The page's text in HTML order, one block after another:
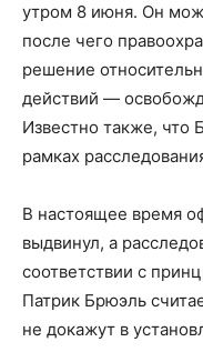
утром 8 июня. Он
после чего
решение
действий —
Известно также, что
рамках
В настоящее время
выдвинул, а
соответствии с
Патрик Брюэль
не докажут в